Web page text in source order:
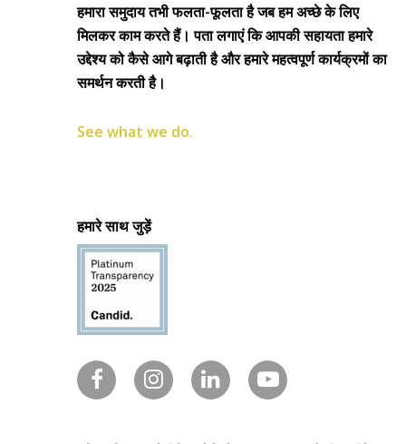
हमारा समुदाय तभी फलता-फूलता है जब हम अच्छे के लिए
मिलकर काम करते हैं। पता लगाएं कि आपकी सहायता हमारे
उद्देश्य को कैसे आगे बढ़ाती है और हमारे महत्वपूर्ण कार्यक्रमों का
समर्थन करती है।
See what we do.
हमारे साथ जुड़ें